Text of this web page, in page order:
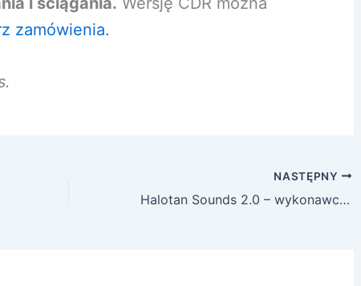
zamówienia.
NASTĘPNY
Halotan Sounds 2.0 – wykonawcy poszukiwani